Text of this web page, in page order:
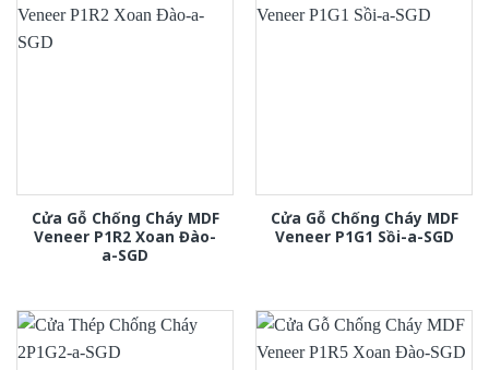
Cửa Gỗ Chống Cháy MDF
Veneer P1R2 Xoan Đào-
a-SGD
Cửa Gỗ Chống Cháy MDF
Veneer P1G1 Sồi-a-SGD